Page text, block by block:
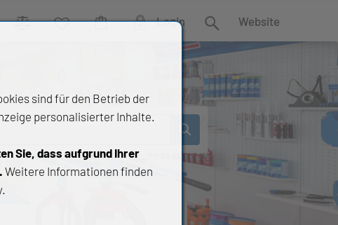
VergleichWunschlisteWarenkorb Login Suche Website
sind für den Betrieb der
personalisierter Inhalte.
Sie, dass aufgrund Ihrer
Weitere Informationen finden